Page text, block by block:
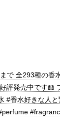
で 全293種の香
評発売中です📖
#香水好きな人